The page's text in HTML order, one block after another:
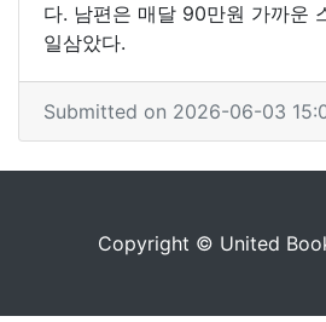
다. 남편은 매달 90만원 가까운
일삼았다.
Submitted on 2026-06-03
Copyright © United